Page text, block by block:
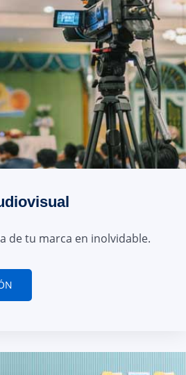
de tu marca en inolvidable.